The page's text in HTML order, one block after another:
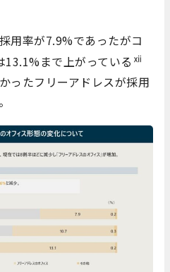
用率が7.9%であったがコ
まで上がっている ⅻ
ったフリーアドレスが採用